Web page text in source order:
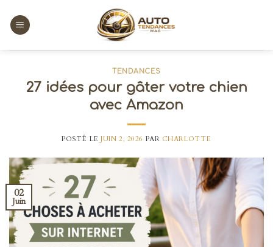
content
TENDANCES
27 idées pour gâter votre chien
avec Amazon
POSTÉ LEJUIN 2, 2026 PAR CHARLOTTE
02
Juin